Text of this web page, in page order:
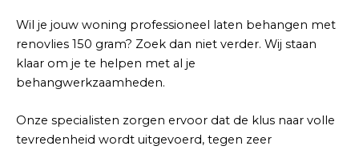
Wil je jouw woning professioneel laten behangen met
renovlies 150 gram? Zoek dan niet verder. Wij staan
klaar om je te helpen met al je
behangwerkzaamheden.
Onze specialisten zorgen ervoor dat de klus naar volle
tevredenheid wordt uitgevoerd, tegen zeer